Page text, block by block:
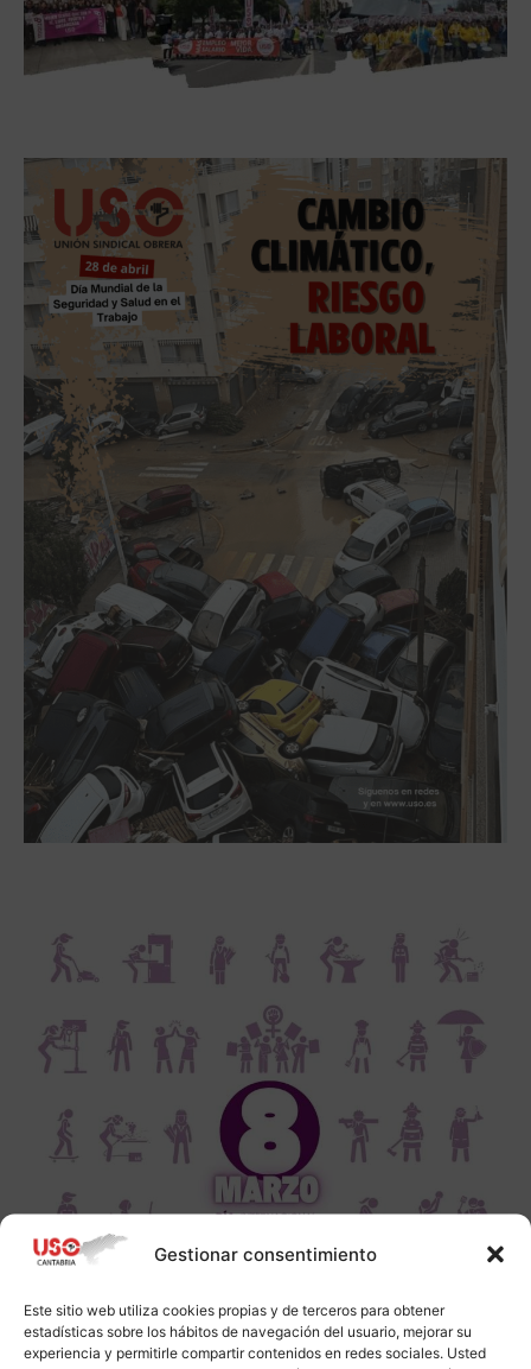
Gestionar consentimiento
Este sitio web utiliza cookies propias y de terceros para obtener
estadísticas sobre los hábitos de navegación del usuario, mejorar su
experiencia y permitirle compartir contenidos en redes sociales. Usted